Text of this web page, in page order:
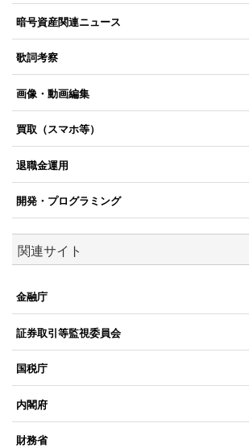
暗号資産関連ニュース
歌詞考察
画像・動画編集
買取（スマホ等）
退職金運用
開発・プログラミング
関連サイト
金融庁
証券取引等監視委員会
国税庁
内閣府
財務省